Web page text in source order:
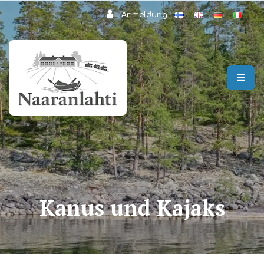
Zum Hauptinhalt springen
Anmeldung
Kanus und Kajaks